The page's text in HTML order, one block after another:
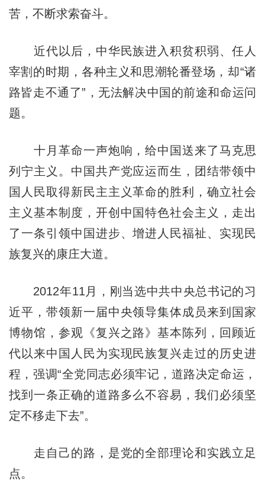
苦，不断求索奋斗。
近代以后，中华民族进入积贫积弱、任人
宰割的时期，各种主义和思潮轮番登场，却“诸
路皆走不通了”，无法解决中国的前途和命运问
题。
十月革命一声炮响，给中国送来了马克思
列宁主义。中国共产党应运而生，团结带领中
国人民取得新民主主义革命的胜利，确立社会
主义基本制度，开创中国特色社会主义，走出
了一条引领中国进步、增进人民福祉、实现民
族复兴的康庄大道。
2012年11月，刚当选中共中央总书记的习
近平，带领新一届中央领导集体成员来到国家
博物馆，参观《复兴之路》基本陈列，回顾近
代以来中国人民为实现民族复兴走过的历史进
程，强调“全党同志必须牢记，道路决定命运，
找到一条正确的道路多么不容易，我们必须坚
定不移走下去”。
走自己的路，是党的全部理论和实践立足
点。